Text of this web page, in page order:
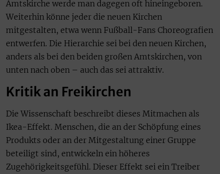
Amtskirche werde man dagegen oft hineingeboren.
Weiterhin könne jeder die neuen Kirchen
mitgestalten, etwa wenn Fußball-Fans Choreografien
entwerfen. Die Hierarchie sei bei den neuen Kirchen,
anders als bei den beiden großen Amtskirchen, von
unten nach oben – auch das sei attraktiv.
Kritik an Freikirchen
Die Wissenschaft beschreibt dieses Mitmachen als
Ikea-Effekt. Menschen, die an der Schöpfung eines
Produkts oder an der Mitgestaltung einer Gruppe
beteiligt sind, entwickeln ein höheres
Zugehörigkeitsgefühl. Dieser Effekt sei ein Treiber